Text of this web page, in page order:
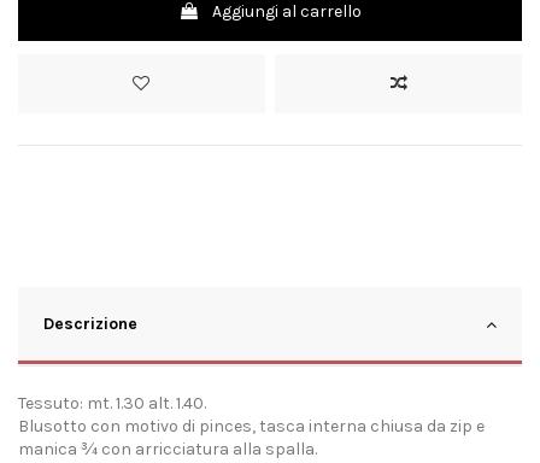
Aggiungi al carrello
Descrizione
Tessuto: mt. 1.30 alt. 1.40.
Blusotto con motivo di pinces, tasca interna chiusa da zip e
manica ¾ con arricciatura alla spalla.